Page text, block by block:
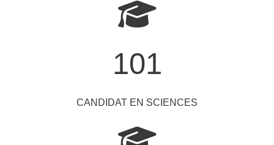
101
CANDIDAT EN SCIENCES